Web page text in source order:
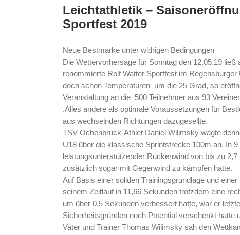
grösseres
Bild
Leichtathletik –
Sportfest 2019
Neue Bestmarke unter widrigen Bedingungen
Die Wettervorhersage für Sonntag den 12.05.19
renommierte Rolf Watter Sportfest im
doch schon Temperaturen um die 25 Grad, so
Veranstaltung an die 500 Teilnehmer aus 93
.Alles andere als optimale Voraussetzungen für
aus wechselnden Richtungen dazugesellte.
TSV-Ochenbruck-Athlet Daniel Wilimsky wagte
U18 über die klassische Sprintstrecke 100m an. In
leistungsunterstützender Rückenwind von bis zu
zusätzlich sogar mit Gegenwind zu kämpfen hatte.
Auf Basis einer soliden Trainingsgrundlage und
seinem Zeitlauf in 11,66 Sekunden trotzdem eine
um über 0,5 Sekunden verbessert hatte, war er
Sicherheitsgründen noch Potential verschenkt
Vater und Trainer Thomas Wilimsky sah den